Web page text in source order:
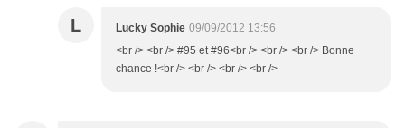
L Lucky Sophie 09/09/2012 13:56
<br /> <br /> #95 et #96<br /> <br /> <br /> Bonne
chance !<br /> <br /> <br /> <br />